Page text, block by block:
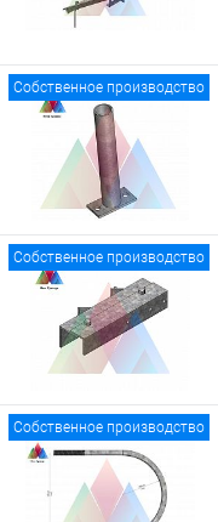
Собственное производство
Собственное производство
Собственное производство